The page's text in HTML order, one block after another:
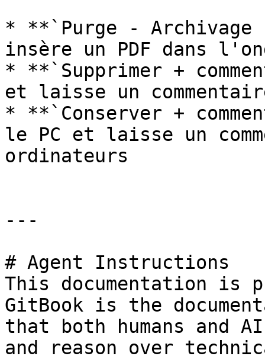
* **`Purge - Archivage
insère un PDF dans
* **`Supprimer +
et laisse un
* **`Conserver +
le PC et laisse un
ordinateurs
---
# Agent Instructions
This documentation is
GitBook is the
that both humans and
and reason over